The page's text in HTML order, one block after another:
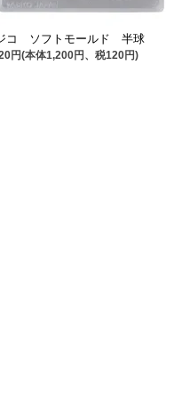
コ ソフトモールド 半球
円(本体1,200円、税120円)